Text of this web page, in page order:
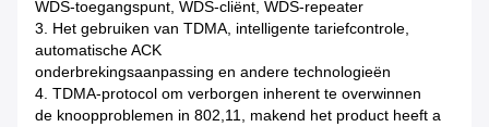
WDS-toegangspunt, WDS-cliënt, WDS-repeater
3. Het gebruiken van TDMA, intelligente tariefcontrole,
automatische ACK
onderbrekingsaanpassing en andere technologieën
4. TDMA-protocol om verborgen inherent te overwinnen
de knoopproblemen in 802,11, makend het product heeft a